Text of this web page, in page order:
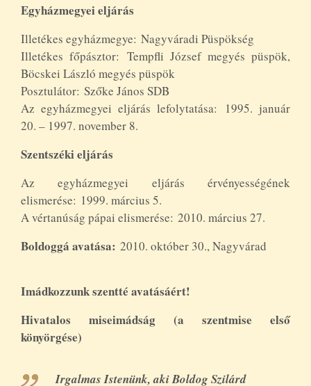
Egyházmegyei eljárás
Illetékes egyházmegye: Nagyváradi Püspökség
Illetékes főpásztor: Tempfli József megyés püspök,
Böcskei László megyés püspök
Posztulátor: Szőke János SDB
Az egyházmegyei eljárás lefolytatása: 1995. január
20. – 1997. november 8.
Szentszéki eljárás
Az egyházmegyei eljárás érvényességének
elismerése: 1999. március 5.
A vértanúság pápai elismerése: 2010. március 27.
Boldoggá avatása: 2010. október 30., Nagyvárad
Imádkozzunk szentté avatásáért!
Hivatalos miseimádság (a szentmise első
könyörgése)
Irgalmas Istenünk, aki Boldog Szilárd